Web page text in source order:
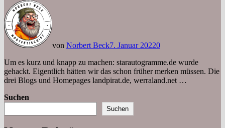
von Norbert Beck7. Januar 20220
Um es kurz und knapp zu machen: starautogramme.de wurde
gehackt. Eigentlich hätten wir das schon früher merken müssen. Die
drei Blogs und Homepages landpirat.de, werraland.net …
Suchen
Suchen